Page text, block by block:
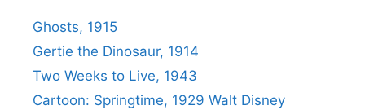
Ghosts, 1915
Gertie the Dinosaur, 1914
Two Weeks to Live, 1943
Cartoon: Springtime, 1929 Walt Disney